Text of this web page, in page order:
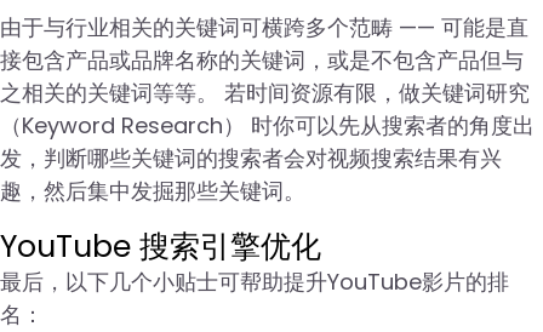
由于与行业相关的关键词可横跨多个范畴 —— 可能是直
接包含产品或品牌名称的关键词，或是不包含产品但与
之相关的关键词等等。 若时间资源有限，做关键词研究
（Keyword Research） 时你可以先从搜索者的角度出
发，判断哪些关键词的搜索者会对视频搜索结果有兴
趣，然后集中发掘那些关键词。
YouTube 搜索引擎优化
最后，以下几个小贴士可帮助提升YouTube影片的排
名：